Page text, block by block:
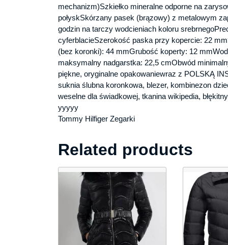
mechanizm)Szkiełko mineralne odporne na
połyskSkórzany pasek (brązowy) z metalowym
godzin na tarczy wodcieniach koloru
cyferblacieSzerokość paska przy kopercie: 22
(bez koronki): 44 mmGrubość koperty: 12
maksymalny nadgarstka: 22,5 cmObwód
piękne, oryginalne opakowaniewraz z POLSKĄ
suknia ślubna koronkowa, blezer, kombinezon
weselne dla świadkowej, tkanina wikipedia,
yyyyy
Tommy Hilfiger Zegarki
Related products